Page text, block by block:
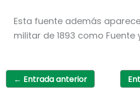
Esta fuente además
militar de 1893 como
← Entrada anterior